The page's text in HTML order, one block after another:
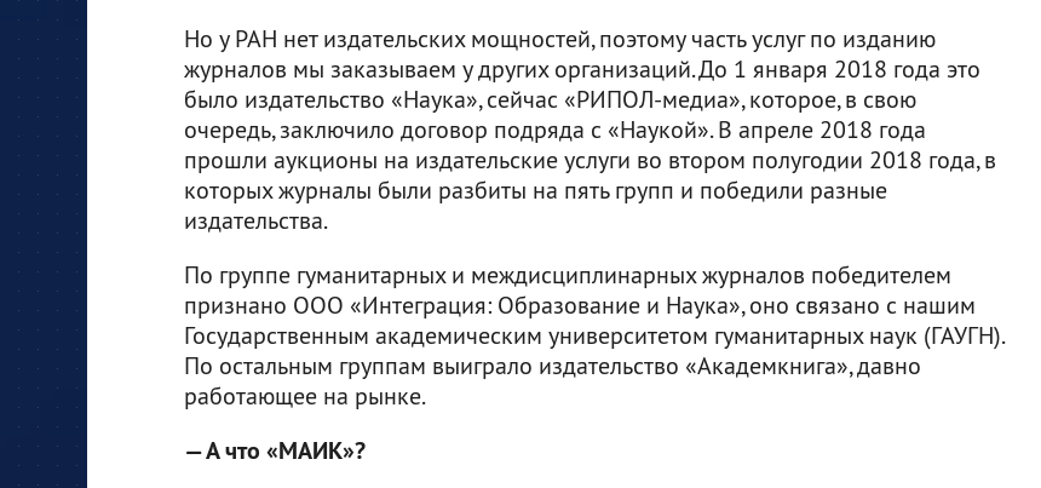
Но у РАН нет издательских мощностей, поэтому часть услуг по изданию
журналов мы заказываем у других организаций. До 1 января 2018 года это
было издательство «Наука», сейчас «РИПОЛ-медиа», которое, в свою
очередь, заключило договор подряда с «Наукой». В апреле 2018 года
прошли аукционы на издательские услуги во втором полугодии 2018 года, в
которых журналы были разбиты на пять групп и победили разные
издательства.
По группе гуманитарных и междисциплинарных журналов победителем
признано ООО «Интеграция: Образование и Наука», оно связано с нашим
Государственным академическим университетом гуманитарных наук (ГАУГН).
По остальным группам выиграло издательство «Академкнига», давно
работающее на рынке.
— А что «МАИК»?